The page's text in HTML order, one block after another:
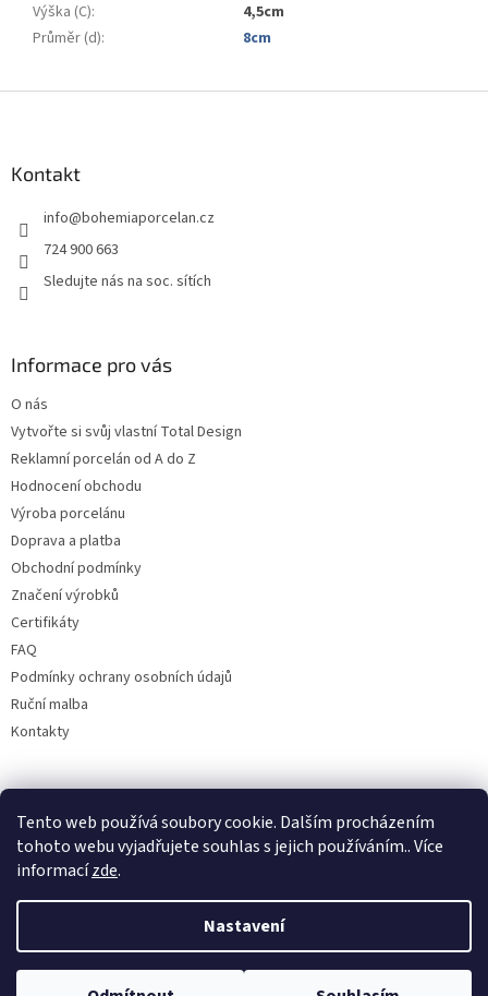
Tento web používá soubory cookie. Dalším procházením
tohoto webu vyjadřujete souhlas s jejich používáním.. Více
informacízde.
Nastavení
Výška (C):
4,5cm
Průměr (d): 8cm
Kontakt
info@bohemiaporcelan.cz
724 900 663
Sledujte nás na soc. sítích
Informace pro vás
O nás
Vytvořte si svůj vlastní Total Design
Reklamní porcelán od A do Z
Hodnocení obchodu
Výroba porcelánu
Doprava a platba
Obchodní podmínky
Značení výrobků
Certifikáty
FAQ
Podmínky ochrany osobních údajů
Ruční malba
Kontakty
Facebook